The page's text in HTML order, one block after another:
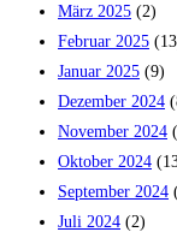
März 2025 (2)
Februar 2025
Januar 2025 (9)
Dezember 2024
November 2024
Oktober 2024
September 2024
Juli 2024 (2)